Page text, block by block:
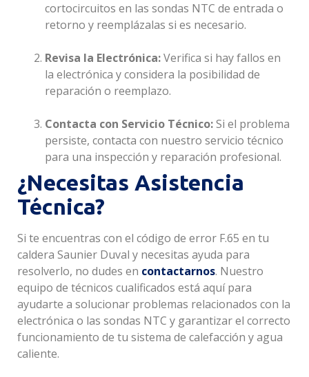
cortocircuitos en las sondas NTC de entrada o
retorno y reemplázalas si es necesario.
Revisa la Electrónica:Verifica si hay fallos en
la electrónica y considera la posibilidad de
reparación o reemplazo.
Contacta con Servicio Técnico:Si el problema
persiste, contacta con nuestro servicio técnico
para una inspección y reparación profesional.
¿Necesitas Asistencia
Técnica?
Si te encuentras con el código de error F.65 en tu
caldera Saunier Duval y necesitas ayuda para
resolverlo, no dudes en contactarnos. Nuestro
equipo de técnicos cualificados está aquí para
ayudarte a solucionar problemas relacionados con la
electrónica o las sondas NTC y garantizar el correcto
funcionamiento de tu sistema de calefacción y agua
caliente.